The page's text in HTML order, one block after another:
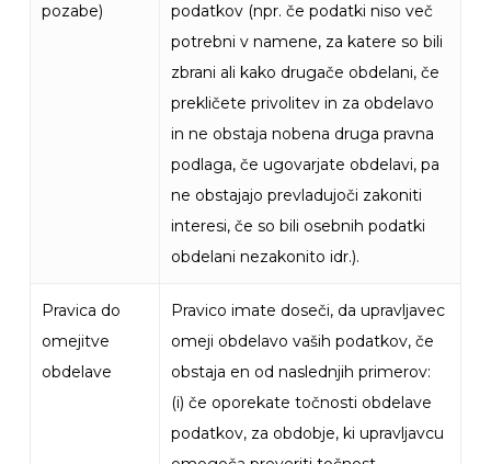
pozabe)
podatkov (npr. če podatki niso več
potrebni v namene, za katere so bili
zbrani ali kako drugače obdelani, če
prekličete privolitev in za obdelavo
in ne obstaja nobena druga pravna
podlaga, če ugovarjate obdelavi, pa
ne obstajajo prevladujoči zakoniti
interesi, če so bili osebnih podatki
obdelani nezakonito idr.).
Pravica do
omejitve
obdelave
Pravico imate doseči, da upravljavec
omeji obdelavo vaših podatkov, če
obstaja en od naslednjih primerov:
(i) če oporekate točnosti obdelave
podatkov, za obdobje, ki upravljavcu